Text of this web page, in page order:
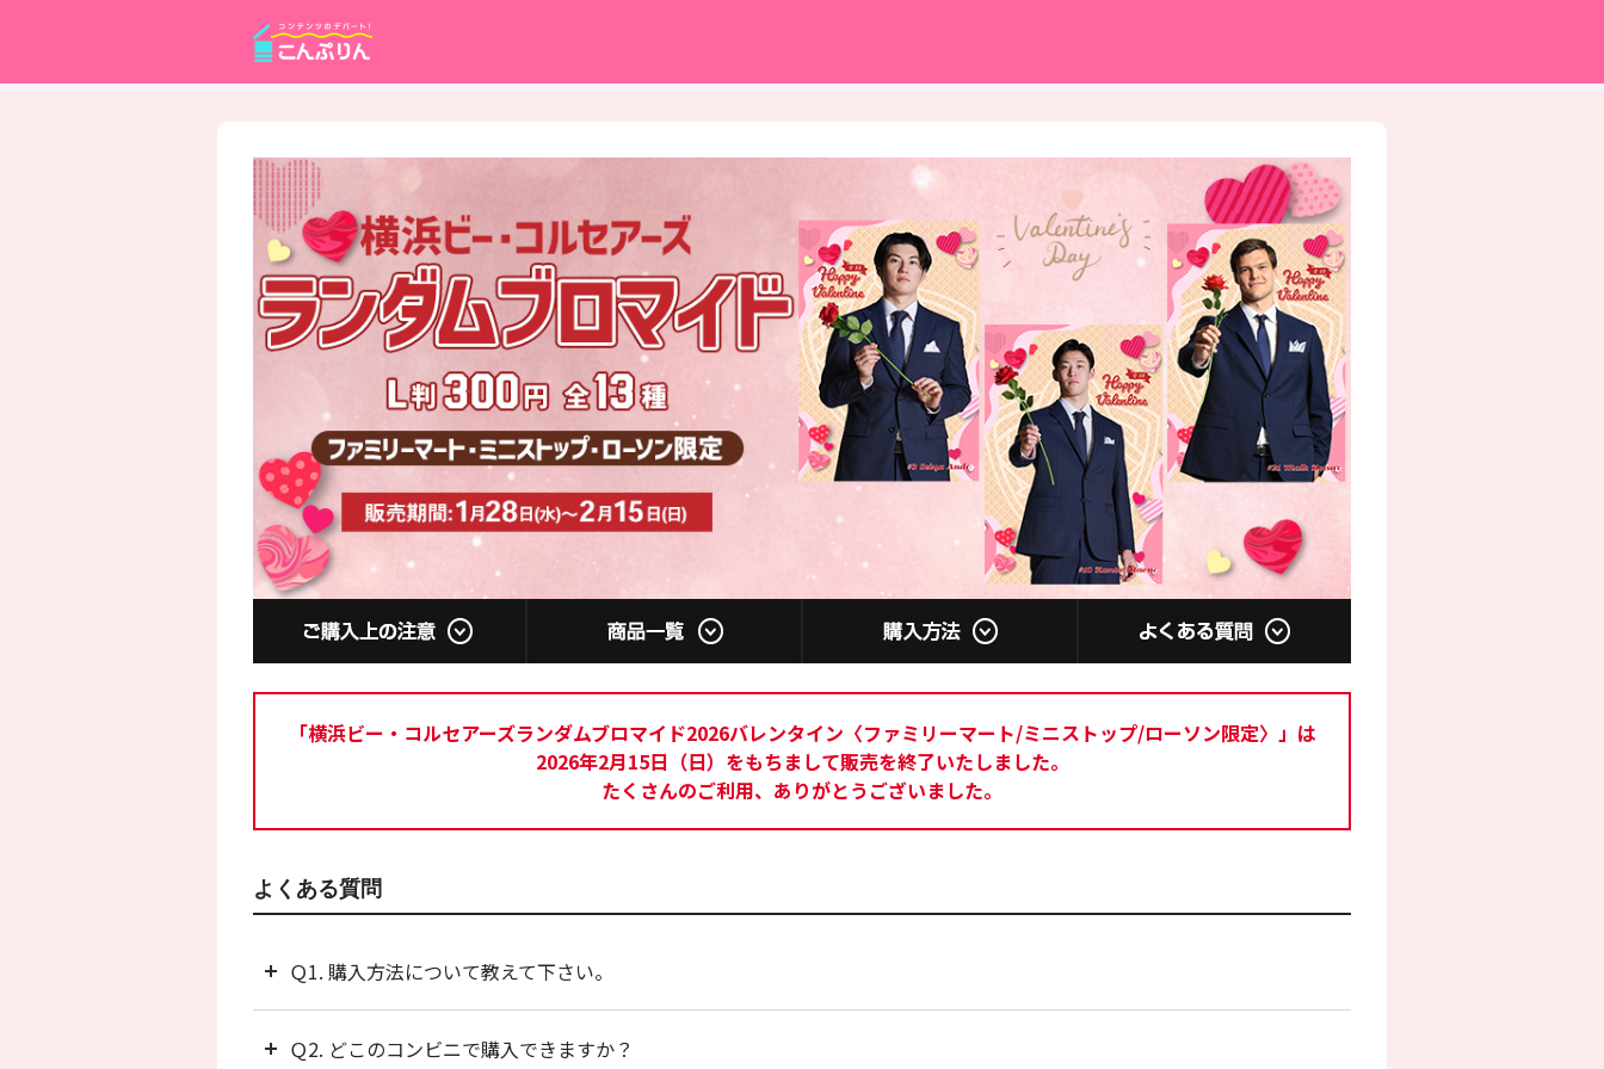
「横浜ビー・コルセアーズランダムブロマイド2026バレンタイン〈ファミリーマート/ミニストップ/ローソン限定〉」は
2026年2月15日（日）をもちまして販売を終了いたしました。
たくさんのご利用、ありがとうございました。
よくある質問
Ｑ1. 購入方法について教えて下さい。
Ｑ2. どこのコンビニで購入できますか？